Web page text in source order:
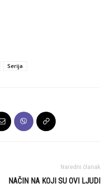
Serija
Naredni članak
NAČIN NA KOJI SU OVI LJUDI